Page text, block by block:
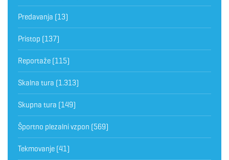
Predavanja (13)
Pristop (137)
Reportaže (115)
Skalna tura (1.313)
Skupna tura (149)
Športno plezalni vzpon (569)
Tekmovanje (41)